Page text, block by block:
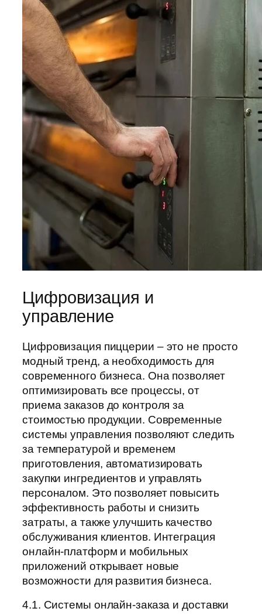
Цифровизация и
управление
Цифровизация пиццерии – это не просто
модный тренд, а необходимость для
современного бизнеса. Она позволяет
оптимизировать все процессы, от
приема заказов до контроля за
стоимостью продукции. Современные
системы управления позволяют следить
за температурой и временем
приготовления, автоматизировать
закупки ингредиентов и управлять
персоналом. Это позволяет повысить
эффективность работы и снизить
затраты, а также улучшить качество
обслуживания клиентов. Интеграция
онлайн-платформ и мобильных
приложений открывает новые
возможности для развития бизнеса.
4.1. Системы онлайн-заказа и доставки